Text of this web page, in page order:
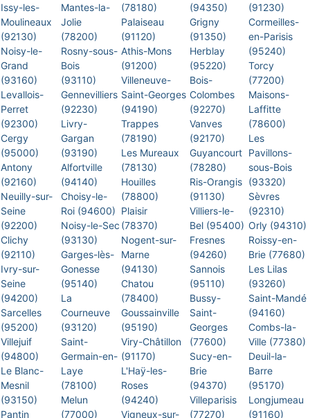
Issy-les-
Moulineaux
(92130)
Noisy-le-
Grand
(93160)
Levallois-
Perret
(92300)
Cergy
(95000)
Antony
(92160)
Neuilly-sur-
Seine
(92200)
Clichy
(92110)
Ivry-sur-
Seine
(94200)
Sarcelles
(95200)
Villejuif
(94800)
Le Blanc-
Mesnil
(93150)
Pantin
Mantes-la-
Jolie
(78200)
Rosny-sous-
Bois
(93110)
Gennevilliers
(92230)
Livry-
Gargan
(93190)
Alfortville
(94140)
Choisy-le-
Roi (94600)
Noisy-le-Sec
(93130)
Garges-lès-
Gonesse
(95140)
La
Courneuve
(93120)
Saint-
Germain-en-
Laye
(78100)
Melun
(77000)
(78180)
Palaiseau
(91120)
Athis-Mons
(91200)
Villeneuve-
Saint-Georges
(94190)
Trappes
(78190)
Les Mureaux
(78130)
Houilles
(78800)
Plaisir
(78370)
Nogent-sur-
Marne
(94130)
Chatou
(78400)
Goussainville
(95190)
Viry-Châtillon
(91170)
L'Haÿ-les-
Roses
(94240)
Vigneux-sur-
(94350)
Grigny
(91350)
Herblay
(95220)
Bois-
Colombes
(92270)
Vanves
(92170)
Guyancourt
(78280)
Ris-Orangis
(91130)
Villiers-le-
Bel (95400)
Fresnes
(94260)
Sannois
(95110)
Bussy-
Saint-
Georges
(77600)
Sucy-en-
Brie
(94370)
Villeparisis
(77270)
(91230)
Cormeilles-
en-Parisis
(95240)
Torcy
(77200)
Maisons-
Laffitte
(78600)
Les
Pavillons-
sous-Bois
(93320)
Sèvres
(92310)
Orly (94310)
Roissy-en-
Brie (77680)
Les Lilas
(93260)
Saint-Mandé
(94160)
Combs-la-
Ville (77380)
Deuil-la-
Barre
(95170)
Longjumeau
(91160)